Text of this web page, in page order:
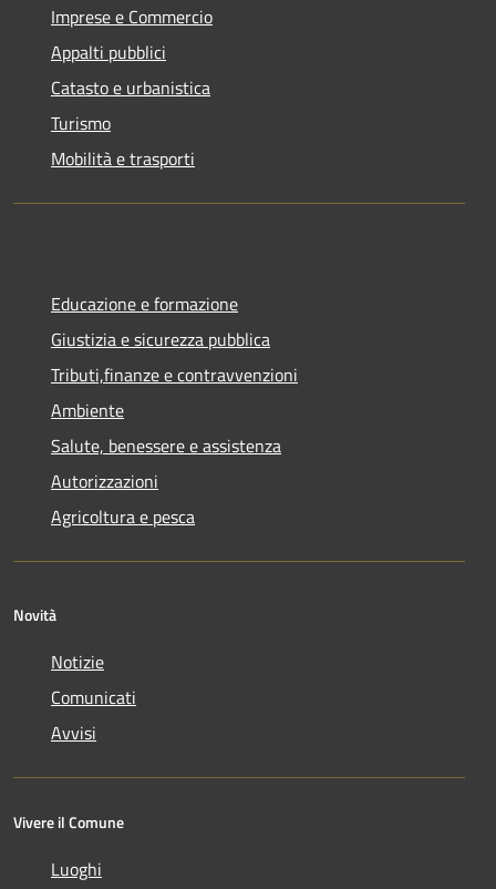
Imprese e Commercio
Appalti pubblici
Catasto e urbanistica
Turismo
Mobilità e trasporti
Educazione e formazione
Giustizia e sicurezza pubblica
Tributi,finanze e contravvenzioni
Ambiente
Salute, benessere e assistenza
Autorizzazioni
Agricoltura e pesca
Novità
Notizie
Comunicati
Avvisi
Vivere il Comune
Luoghi